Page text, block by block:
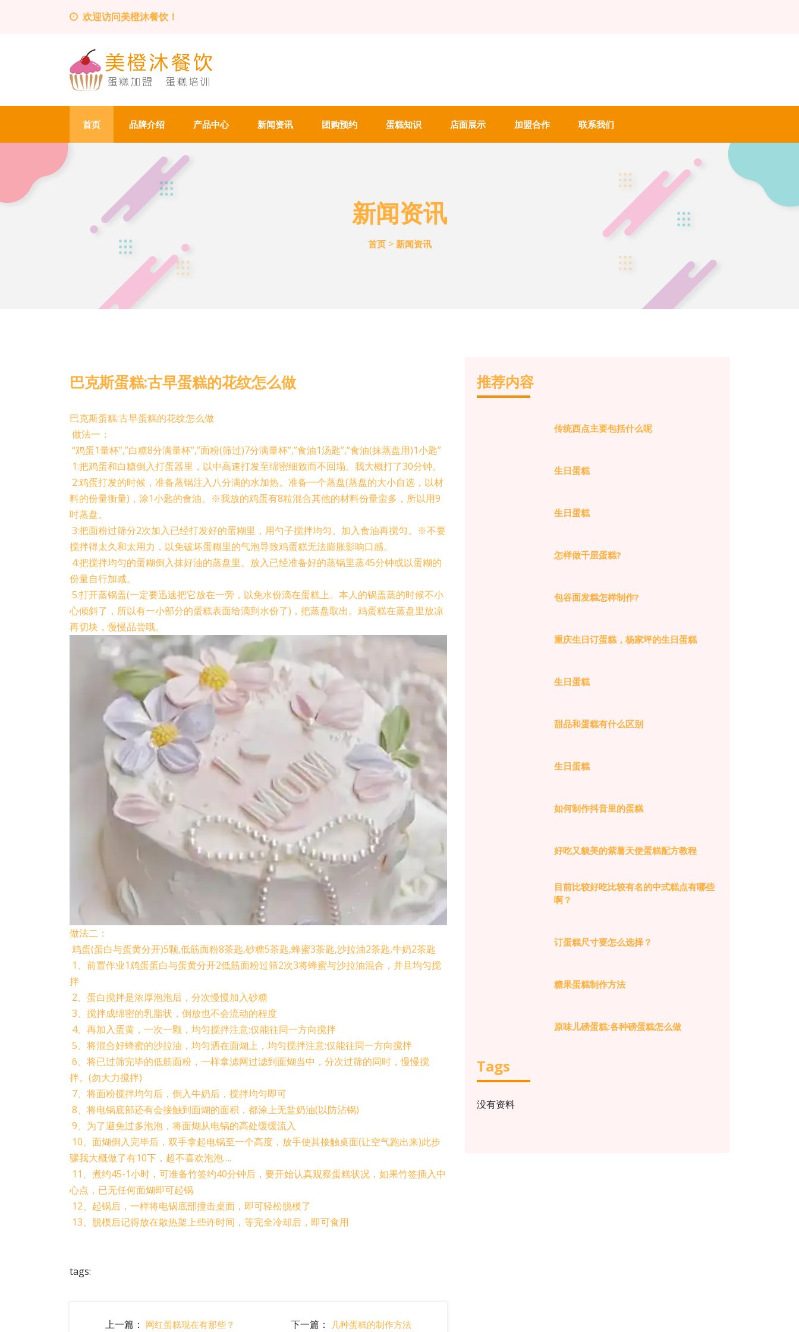
欢迎访问美橙沐餐饮！
首页 品牌介绍 产品中心 新闻资讯 团购预约 蛋糕知识 店面展示 加盟合作 联系我们
新闻资讯
首页> 新闻资讯
巴克斯蛋糕:古早蛋糕的花纹怎么做
巴克斯蛋糕:古早蛋糕的花纹怎么做
做法一：
“鸡蛋1量杯”,”白糖8分满量杯”,”面粉(筛过)7分满量杯”,”食油1汤匙”,”食油(抹蒸盘用)1小匙”
1:把鸡蛋和白糖倒入打蛋器里，以中高速打发至绵密细致而不回塌。我大概打了30分钟。
2:鸡蛋打发的时候，准备蒸锅注入八分满的水加热。准备一个蒸盘(蒸盘的大小自选，以材
料的份量衡量)，涂1小匙的食油。※我放的鸡蛋有8粒混合其他的材料份量蛮多，所以用9
吋蒸盘。
3:把面粉过筛分2次加入已经打发好的蛋糊里，用勺子搅拌均匀。加入食油再搅匀。※不要
搅拌得太久和太用力，以免破坏蛋糊里的气泡导致鸡蛋糕无法膨胀影响口感。
4:把搅拌均匀的蛋糊倒入抹好油的蒸盘里。放入已经准备好的蒸锅里蒸45分钟或以蛋糊的
份量自行加减。
5:打开蒸锅盖(一定要迅速把它放在一旁，以免水份滴在蛋糕上。本人的锅盖蒸的时候不小
心倾斜了，所以有一小部分的蛋糕表面给滴到水份了)，把蒸盘取出。鸡蛋糕在蒸盘里放凉
再切块，慢慢品尝哦。
做法二：
鸡蛋(蛋白与蛋黄分开)5颗,低筋面粉8茶匙,砂糖5茶匙,蜂蜜3茶匙,沙拉油2茶匙,牛奶2茶匙
1、前置作业1鸡蛋蛋白与蛋黄分开2低筋面粉过筛2次3将蜂蜜与沙拉油混合，并且均匀搅
拌
2、蛋白搅拌是浓厚泡泡后，分次慢慢加入砂糖
3、搅拌成绵密的乳脂状，倒放也不会流动的程度
4、再加入蛋黄，一次一颗，均匀搅拌注意:仅能往同一方向搅拌
5、将混合好蜂蜜的沙拉油，均匀洒在面煳上，均匀搅拌注意:仅能往同一方向搅拌
6、将已过筛完毕的低筋面粉，一样拿滤网过滤到面煳当中，分次过筛的同时，慢慢搅
拌。(勿大力搅拌)
7、将面粉搅拌均匀后，倒入牛奶后，搅拌均匀即可
8、将电锅底部还有会接触到面煳的面积，都涂上无盐奶油(以防沾锅)
9、为了避免过多泡泡，将面煳从电锅的高处缓缓流入
10、面煳倒入完毕后，双手拿起电锅至一个高度，放手使其接触桌面(让空气跑出来)此步
骤我大概做了有10下，超不喜欢泡泡….
11、煮约45-1小时，可准备竹签约40分钟后，要开始认真观察蛋糕状况，如果竹签插入中
心点，已无任何面煳即可起锅
12、起锅后，一样将电锅底部撞击桌面，即可轻松脱模了
13、脱模后记得放在散热架上些许时间，等完全冷却后，即可食用
tags:
上一篇： 网红蛋糕现在有那些？ 下一篇： 几种蛋糕的制作方法
推荐内容
传统西点主要包括什么呢
生日蛋糕
生日蛋糕
怎样做千层蛋糕?
包谷面发糕怎样制作?
重庆生日订蛋糕，杨家坪的生日蛋糕
生日蛋糕
甜品和蛋糕有什么区别
生日蛋糕
如何制作抖音里的蛋糕
好吃又貌美的紫薯天使蛋糕配方教程
目前比较好吃比较有名的中式糕点有哪些
啊？
订蛋糕尺寸要怎么选择？
糖果蛋糕制作方法
原味儿磅蛋糕:各种磅蛋糕怎么做
Tags
没有资料